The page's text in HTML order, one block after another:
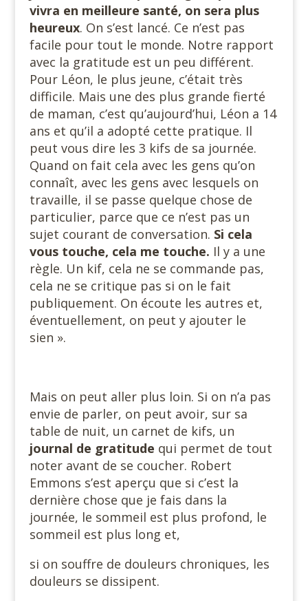
vivra en meilleure santé, on sera plus
heureux. On s’est lancé. Ce n’est pas
facile pour tout le monde. Notre rapport
avec la gratitude est un peu différent.
Pour Léon, le plus jeune, c’était très
difficile. Mais une des plus grande fierté
de maman, c’est qu’aujourd’hui, Léon a 14
ans et qu’il a adopté cette pratique. Il
peut vous dire les 3 kifs de sa journée.
Quand on fait cela avec les gens qu’on
connaît, avec les gens avec lesquels on
travaille, il se passe quelque chose de
particulier, parce que ce n’est pas un
sujet courant de conversation. Si cela
vous touche, cela me touche. Il y a une
règle. Un kif, cela ne se commande pas,
cela ne se critique pas si on le fait
publiquement. On écoute les autres et,
éventuellement, on peut y ajouter le
sien ».
Mais on peut aller plus loin. Si on n’a pas
envie de parler, on peut avoir, sur sa
table de nuit, un carnet de kifs, un
journal de gratitude qui permet de tout
noter avant de se coucher. Robert
Emmons s’est aperçu que si c’est la
dernière chose que je fais dans la
journée, le sommeil est plus profond, le
sommeil est plus long et,
si on souffre de douleurs chroniques, les
douleurs se dissipent.